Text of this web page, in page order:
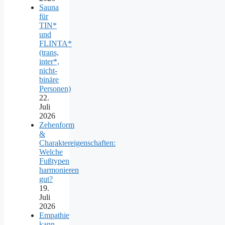
Sauna
für
TIN*
und
FLINTA*
(trans,
inter*,
nicht-
binäre
Personen)
22.
Juli
2026
Zehenform
&
Charaktereigenschaften:
Welche
Fußtypen
harmonieren
gut?
19.
Juli
2026
Empathie